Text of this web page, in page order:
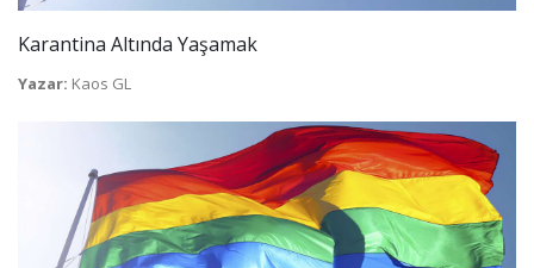
Karantina Altında Yaşamak
Yazar: Kaos GL